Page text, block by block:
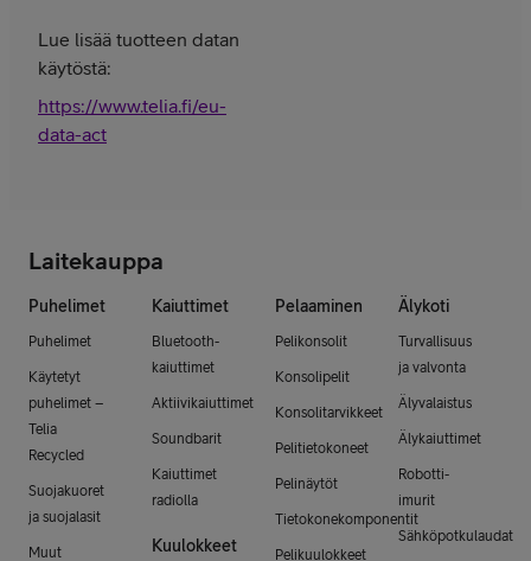
Lue lisää tuotteen datan
käytöstä:
https://www.telia.fi/eu-
data-act
Laitekauppa
Puhelimet
Puhelimet
Käytetyt
puhelimet –
Telia
Recycled
Suojakuoret
ja suojalasit
Muut
Kaiuttimet
Bluetooth-
kaiuttimet
Aktiivikaiuttimet
Soundbarit
Kaiuttimet
radiolla
Kuulokkeet
Pelaaminen
Pelikonsolit
Konsolipelit
Konsolitarvikkeet
Pelitietokoneet
Pelinäytöt
Tietokonekomponentit
Pelikuulokkeet
Älykoti
Turvallisuus
ja valvonta
Älyvalaistus
Älykaiuttimet
Robotti-
imurit
Sähköpotkulaudat